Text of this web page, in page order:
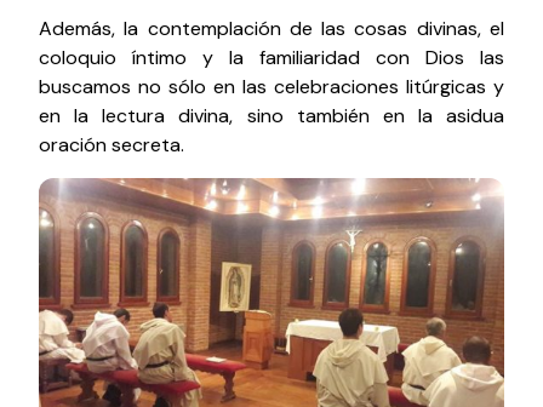
Además, la contemplación de las cosas divinas, el
coloquio íntimo y la familiaridad con Dios las
buscamos no sólo en las celebraciones litúrgicas y
en la lectura divina, sino también en la asidua
oración secreta.